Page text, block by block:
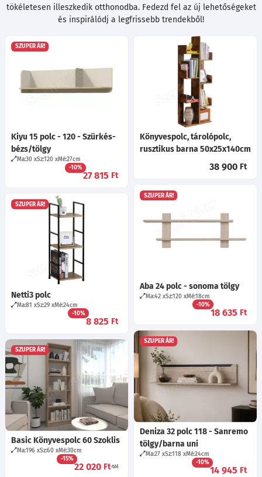
tökéletesen illeszkedik otthonodba. Fedezd fel az új lehetőségeket
és inspirálódj a legfrissebb trendekből!
SZUPER ÁR!
Kiyu 15 polc - 120 - Szürkés-
bézs/tölgy
Ma:30 Sz:120 Mé:27cm
-10%
27 815 Ft
Könyvespolc, tárolópolc,
rusztikus barna 50x25x140cm
38 900 Ft
SZUPER ÁR!
Aba 24 polc - sonoma tölgy
Ma:42 Sz:120 Mé:18cm
-10%
18 635 Ft
SZUPER ÁR!
Netti3 polc
Ma:81 Sz:29 Mé:24cm
-10%
8 825 Ft
SZUPER ÁR!
Deniza 32 polc 118 - Sanremo
tölgy/barna uni
Ma:27 Sz:118 Mé:24cm
-10%
14 945 Ft
SZUPER ÁR!
Basic Könyvespolc 60 Szoklis
Ma:196 Sz:60 Mé:30cm
-15%
22 020 Ft-tól